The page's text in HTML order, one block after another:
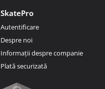
SkatePro
Autentificare
Despre noi
Informații despre companie
Plată securizată